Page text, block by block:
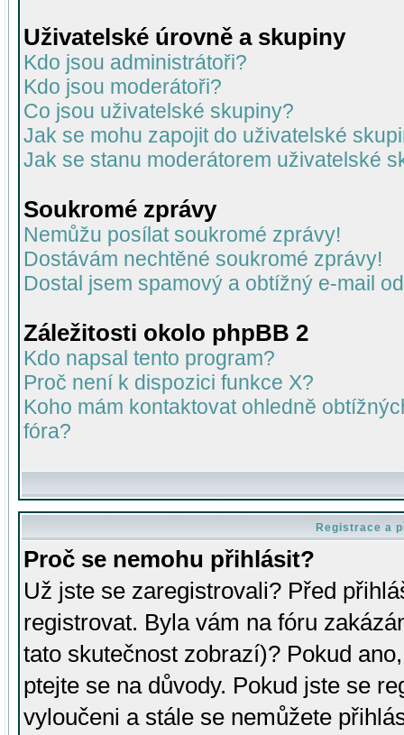
Uživatelské úrovně a skupiny
Kdo jsou administrátoři?
Kdo jsou moderátoři?
Co jsou uživatelské skupiny?
Jak se mohu zapojit do uživatelské
Jak se stanu moderátorem uživatelské
Soukromé zprávy
Nemůžu posílat soukromé zprávy!
Dostávám nechtěné soukromé zprávy!
Dostal jsem spamový a obtížný e-mail
Záležitosti okolo phpBB 2
Kdo napsal tento program?
Proč není k dispozici funkce X?
Koho mám kontaktovat ohledně
fóra?
Registrace a
Proč se nemohu přihlásit?
Už jste se zaregistrovali? Před
registrovat. Byla vám na fóru
tato skutečnost zobrazí)? Pokud
ptejte se na důvody. Pokud jste se
vyloučeni a stále se nemůžete